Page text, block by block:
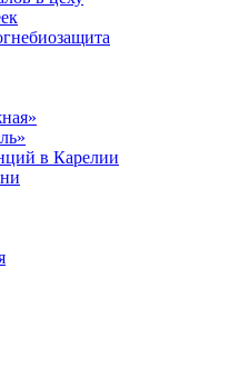
в Карелии